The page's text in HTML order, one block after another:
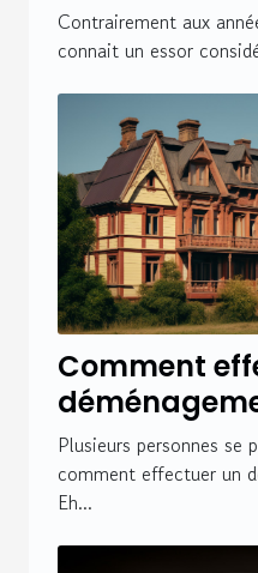
Contrairement aux
connait un essor
Comment
Plusieurs personnes se
comment effectuer un
Eh...